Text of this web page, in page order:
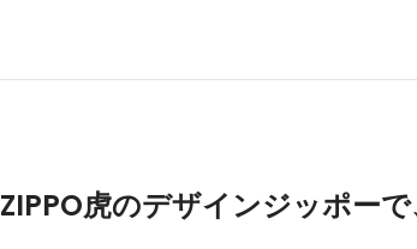
ZIPPO虎のデザインジッポー